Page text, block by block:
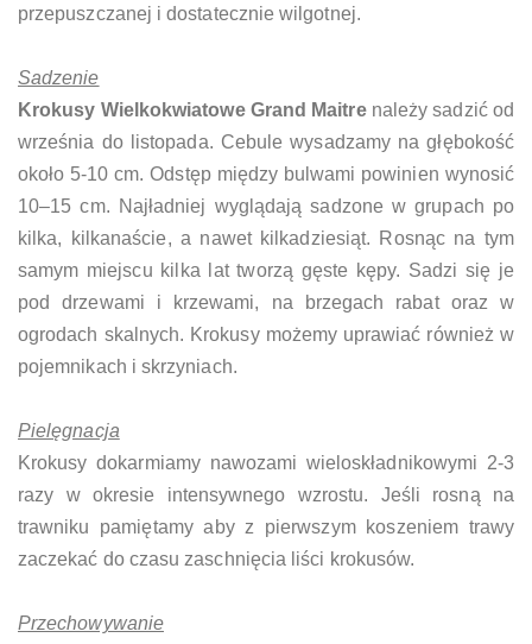
przepuszczanej i dostatecznie wilgotnej.
Sadzenie
Krokusy Wielkokwiatowe Grand Maitre należy sadzić od
września do listopada. Cebule wysadzamy na głębokość
około 5-10 cm. Odstęp między bulwami powinien wynosić
10–15 cm. Najładniej wyglądają sadzone w grupach po
kilka, kilkanaście, a nawet kilkadziesiąt. Rosnąc na tym
samym miejscu kilka lat tworzą gęste kępy. Sadzi się je
pod drzewami i krzewami, na brzegach rabat oraz w
ogrodach skalnych. Krokusy możemy uprawiać również w
pojemnikach i skrzyniach.
Pielęgnacja
Krokusy dokarmiamy nawozami wieloskładnikowymi 2-3
razy w okresie intensywnego wzrostu. Jeśli rosną na
trawniku pamiętamy aby z pierwszym koszeniem trawy
zaczekać do czasu zaschnięcia liści krokusów.
Przechowywanie